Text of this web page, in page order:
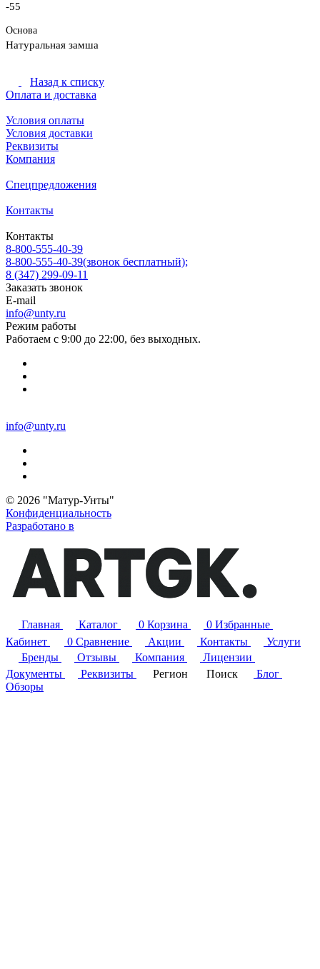
-55
Основа
Натуральная замша
Назад к списку
Оплата и доставка
Условия оплаты
Условия доставки
Реквизиты
Компания
Спецпредложения
Контакты
Контакты
8-800-555-40-39
8-800-555-40-39(звонок бесплатный);
8 (347) 299-09-11
Заказать звонок
E-mail
info@unty.ru
Режим работы
Работаем с 9:00 до 22:00, без выходных.
info@unty.ru
© 2026 "Матур-Унты"
Конфиденциальность
Разработано в
Главная Каталог 0 Корзина 0 Избранные
Кабинет
0 Сравнение Акции Контакты
Услуги
Бренды
Отзывы Компания
Лицензии
Документы
Реквизиты Регион Поиск
Блог
Обзоры